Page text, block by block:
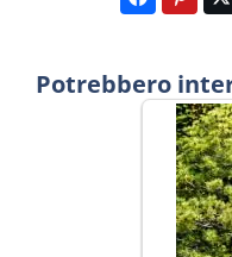
Potrebbero